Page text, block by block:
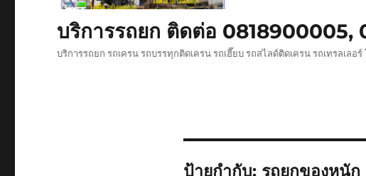
บริการรถยก ติดต่อ 0818900005,
บริการรถยก รถเครน รถบรรทุกติดเครน รถเฮี๊ยบ รถสไลด์ติดเครน รถเทรลเล
ป้ายกำกับ: รถยกของหนั